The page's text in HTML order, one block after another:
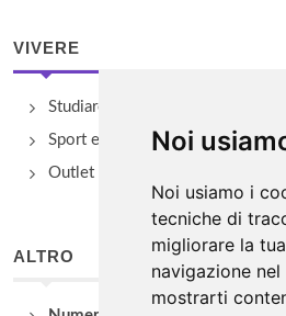
Noi
Noi usiamo i
tecniche di
migliorare la
navigazione
mostrarti
VIVERE
Studiare
Sport e Benessere
Outlet e spacci aziendali
ALTRO